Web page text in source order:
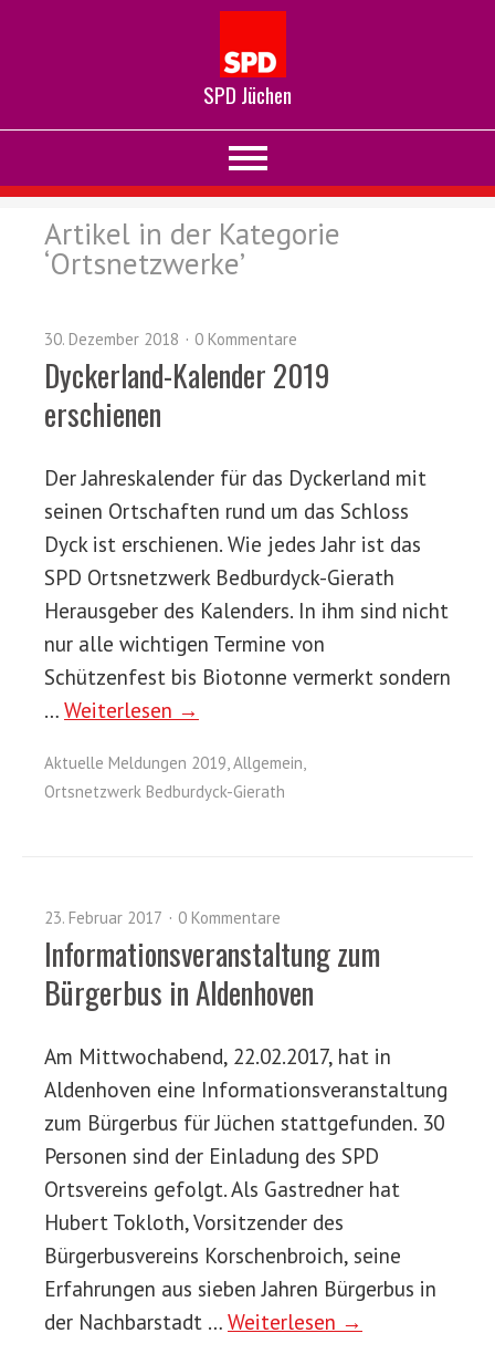
SPD Jüchen
Artikel in der Kategorie
‘Ortsnetzwerke’
30. Dezember 2018 0 Kommentare
Dyckerland-Kalender 2019
erschienen
Der Jahreskalender für das Dyckerland mit
seinen Ortschaften rund um das Schloss
Dyck ist erschienen. Wie jedes Jahr ist das
SPD Ortsnetzwerk Bedburdyck-Gierath
Herausgeber des Kalenders. In ihm sind nicht
nur alle wichtigen Termine von
Schützenfest bis Biotonne vermerkt sondern
… Weiterlesen →
Aktuelle Meldungen 2019,Allgemein,
Ortsnetzwerk Bedburdyck-Gierath
23. Februar 2017 0 Kommentare
Informationsveranstaltung zum
Bürgerbus in Aldenhoven
Am Mittwochabend, 22.02.2017, hat in
Aldenhoven eine Informationsveranstaltung
zum Bürgerbus für Jüchen stattgefunden. 30
Personen sind der Einladung des SPD
Ortsvereins gefolgt. Als Gastredner hat
Hubert Tokloth, Vorsitzender des
Bürgerbusvereins Korschenbroich, seine
Erfahrungen aus sieben Jahren Bürgerbus in
der Nachbarstadt … Weiterlesen →